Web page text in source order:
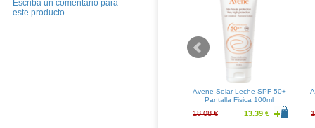
Escriba un comentario para
este producto
Avene Solar Leche SPF 50+
Pantalla Fisica 100ml
18.08 € 13.39 €